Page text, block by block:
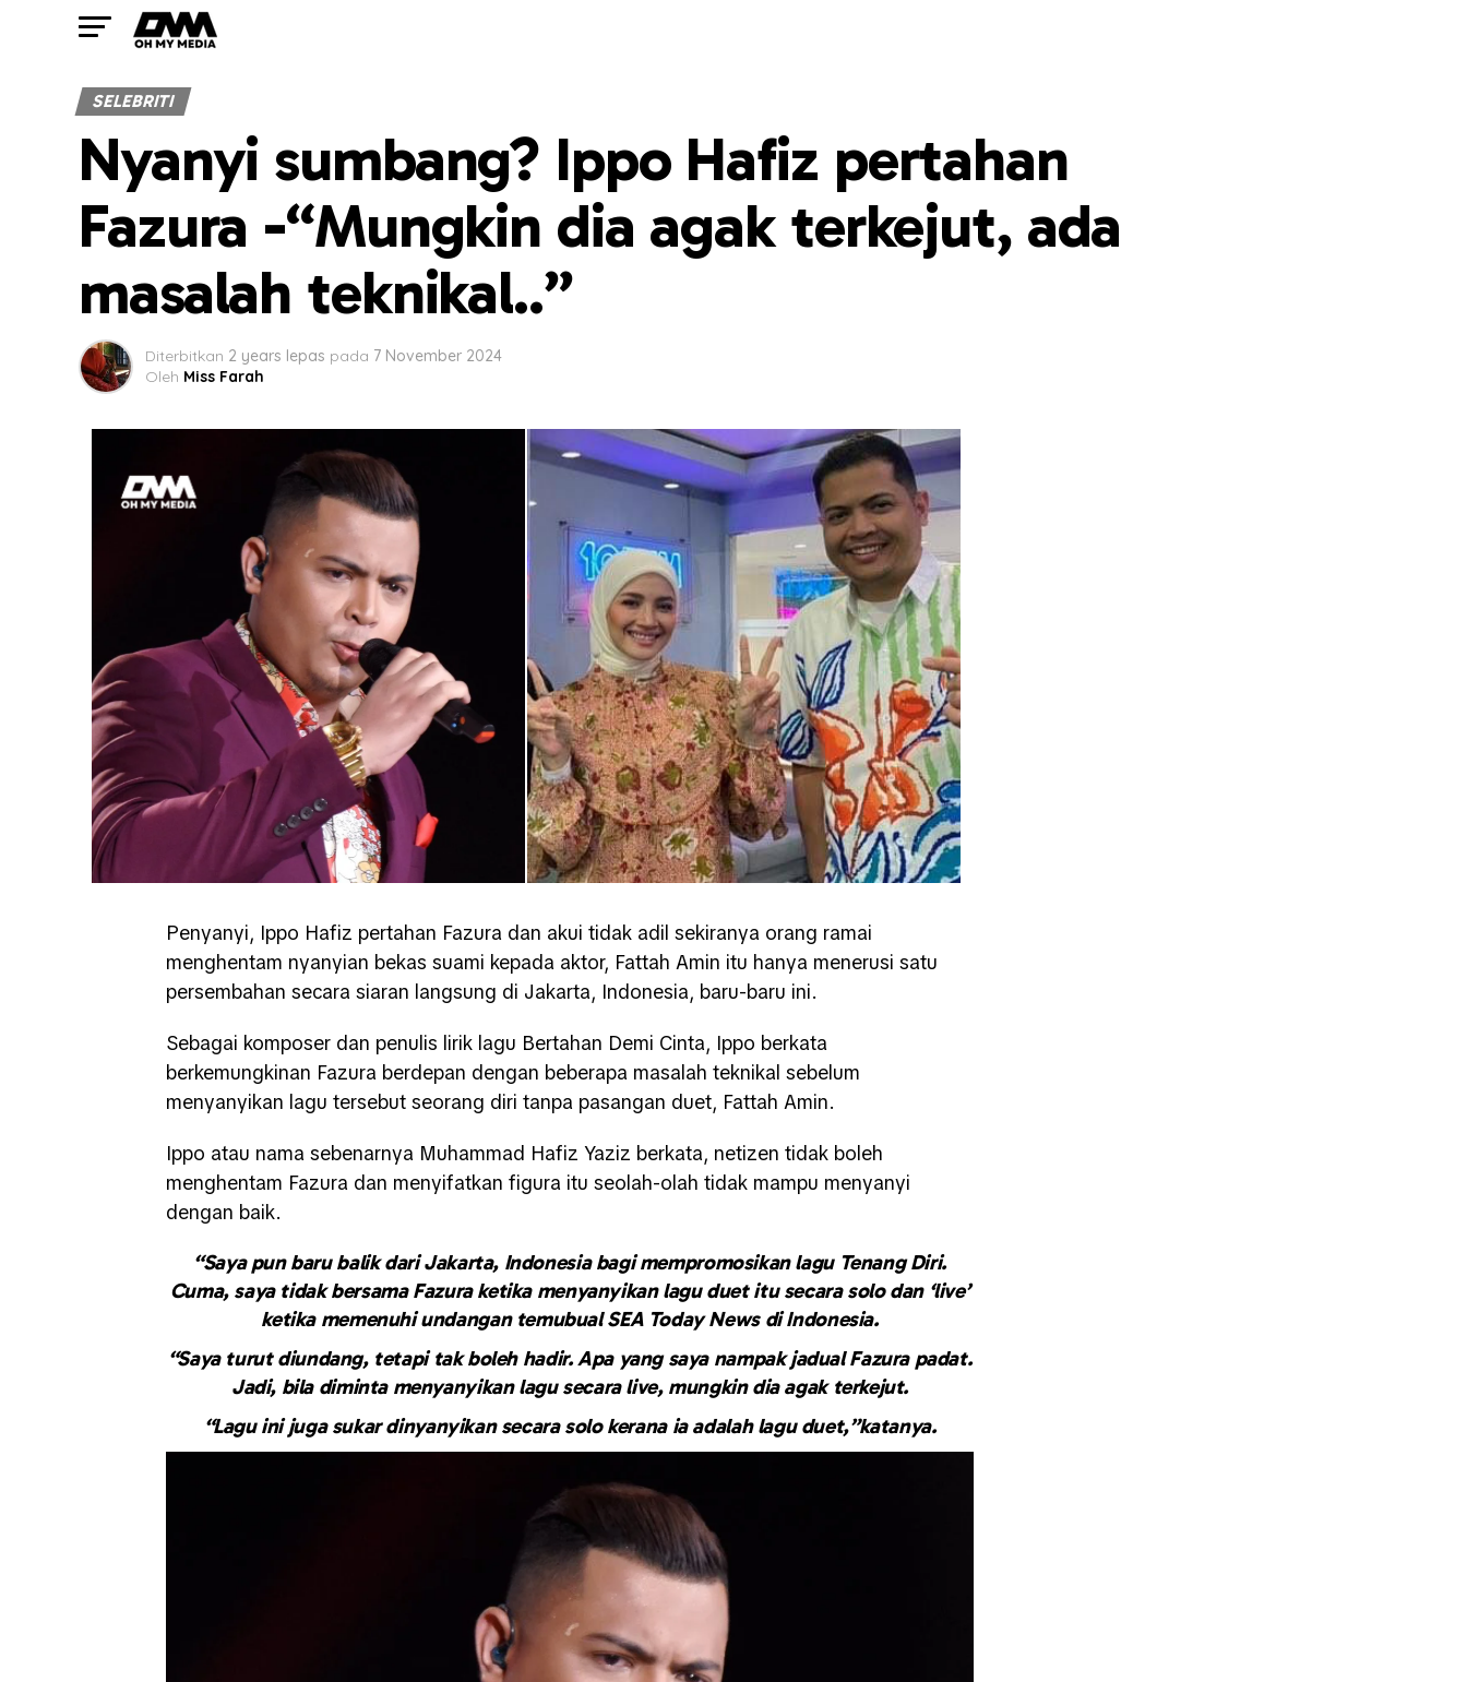
SELEBRITI
Nyanyi sumbang? Ippo Hafiz pertahan
Fazura -“Mungkin dia agak terkejut, ada
masalah teknikal..”
Diterbitkan 2 years lepas pada 7 November 2024
Oleh Miss Farah
Penyanyi, Ippo Hafiz pertahan Fazura dan akui tidak adil sekiranya orang ramai
menghentam nyanyian bekas suami kepada aktor, Fattah Amin itu hanya menerusi satu
persembahan secara siaran langsung di Jakarta, Indonesia, baru-baru ini.
Sebagai komposer dan penulis lirik lagu Bertahan Demi Cinta, Ippo berkata
berkemungkinan Fazura berdepan dengan beberapa masalah teknikal sebelum
menyanyikan lagu tersebut seorang diri tanpa pasangan duet, Fattah Amin.
Ippo atau nama sebenarnya Muhammad Hafiz Yaziz berkata, netizen tidak boleh
menghentam Fazura dan menyifatkan figura itu seolah-olah tidak mampu menyanyi
dengan baik.
“Saya pun baru balik dari Jakarta, Indonesia bagi mempromosikan lagu Tenang Diri.
Cuma, saya tidak bersama Fazura ketika menyanyikan lagu duet itu secara solo dan ‘live’
ketika memenuhi undangan temubual SEA Today News di Indonesia.
“Saya turut diundang, tetapi tak boleh hadir. Apa yang saya nampak jadual Fazura padat.
Jadi, bila diminta menyanyikan lagu secara live, mungkin dia agak terkejut.
“Lagu ini juga sukar dinyanyikan secara solo kerana ia adalah lagu duet,”katanya.